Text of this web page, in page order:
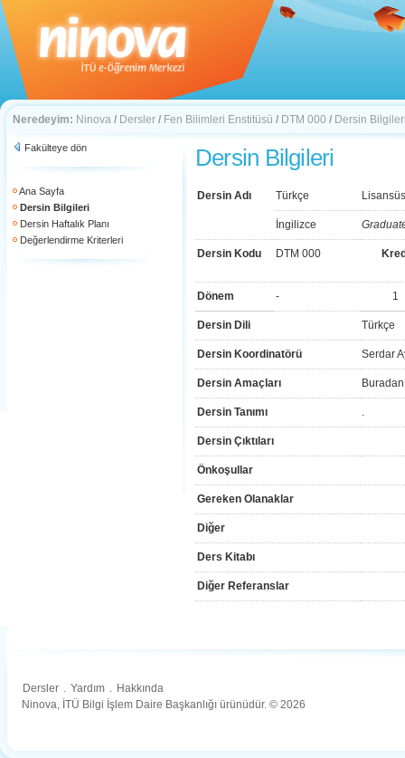
Neredeyim: Ninova / Dersler / Fen Bilimleri Enstitüsü / DTM 000 / Dersin
Fakülteye dön
Ana Sayfa
Dersin Bilgileri
Dersin Haftalık Planı
Değerlendirme Kriterleri
Dersin Bilgileri
Dersin Adı Türkçe
İngilizce
Dersin Kodu DTM 000
Dönem - 1
Dersin Dili Türkçe
Dersin Koordinatörü Serdar
Dersin Amaçları
Dersin Tanımı .
Dersin Çıktıları
Önkoşullar
Gereken Olanaklar
Diğer
Ders Kitabı
Diğer Referanslar
Dersler . Yardım . Hakkında
Ninova, İTÜ Bilgi İşlem Daire Başkanlığı ürünüdür. © 2026